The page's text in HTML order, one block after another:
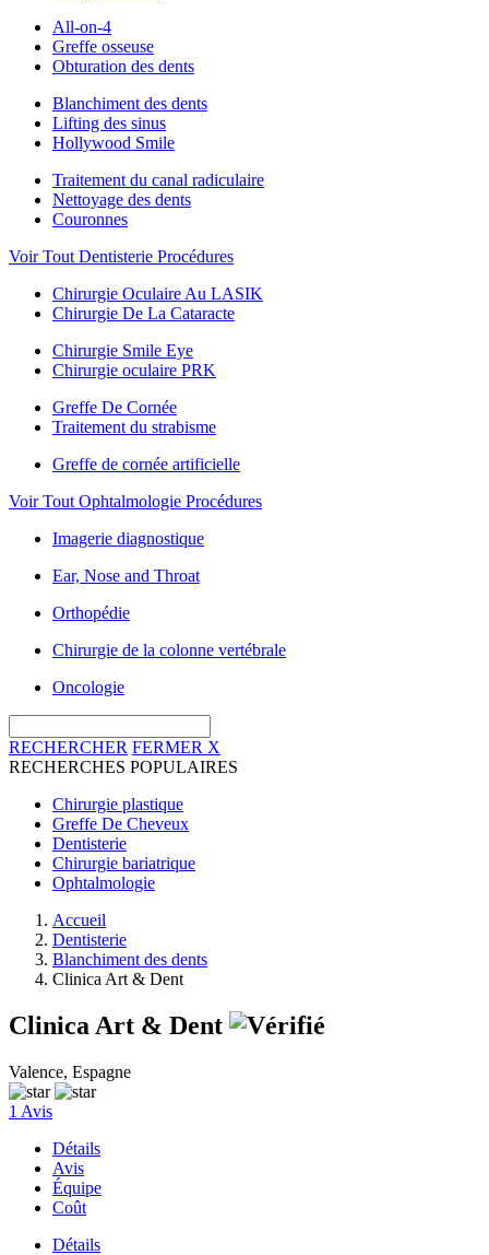
All-on-4
Greffe osseuse
Obturation des dents
Blanchiment des dents
Lifting des sinus
Hollywood Smile
Traitement du canal radiculaire
Nettoyage des dents
Couronnes
Voir Tout Dentisterie Procédures
Chirurgie Oculaire Au LASIK
Chirurgie De La Cataracte
Chirurgie Smile Eye
Chirurgie oculaire PRK
Greffe De Cornée
Traitement du strabisme
Greffe de cornée artificielle
Voir Tout Ophtalmologie Procédures
Imagerie diagnostique
Ear, Nose and Throat
Orthopédie
Chirurgie de la colonne vertébrale
Oncologie
RECHERCHER FERMER X
RECHERCHES POPULAIRES
Chirurgie plastique
Greffe De Cheveux
Dentisterie
Chirurgie bariatrique
Ophtalmologie
Accueil
Dentisterie
Blanchiment des dents
Clinica Art & Dent
Clinica Art & Dent
Valence, Espagne
1 Avis
Détails
Avis
Équipe
Coût
Détails